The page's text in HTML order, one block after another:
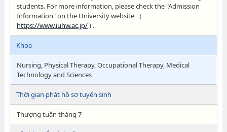
students. For more information, please check the "Admission
Information" on the University website （
https://www.iuhw.ac.jp/) .
Khoa
Nursing, Physical Therapy, Occupational Therapy, Medical
Technology and Sciences
Thời gian phát hồ sơ tuyển sinh
Thượng tuần tháng 7